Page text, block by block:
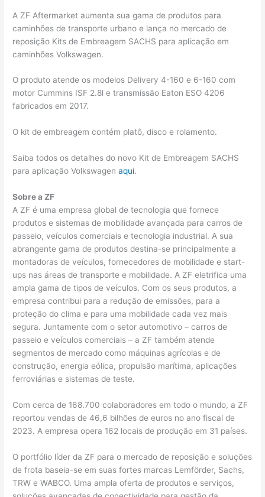
A ZF Aftermarket aumenta sua gama de produtos para
caminhões de transporte urbano e lança no mercado de
reposição Kits de Embreagem SACHS para aplicação em
caminhões Volkswagen.
O produto atende os modelos Delivery 4-160 e 6-160 com
motor Cummins ISF 2.8l e transmissão Eaton ESO 4206
fabricados em 2017.
O kit de embreagem contém platô, disco e rolamento.
Saiba todos os detalhes do novo Kit de Embreagem SACHS
para aplicação Volkswagenaqui.
Sobre a ZF
A ZF é uma empresa global de tecnologia que fornece
produtos e sistemas de mobilidade avançada para carros de
passeio, veículos comerciais e tecnologia industrial. A sua
abrangente gama de produtos destina-se principalmente a
montadoras de veículos, fornecedores de mobilidade e start-
ups nas áreas de transporte e mobilidade. A ZF eletrifica uma
ampla gama de tipos de veículos. Com os seus produtos, a
empresa contribui para a redução de emissões, para a
proteção do clima e para uma mobilidade cada vez mais
segura. Juntamente com o setor automotivo – carros de
passeio e veículos comerciais – a ZF também atende
segmentos de mercado como máquinas agrícolas e de
construção, energia eólica, propulsão marítima, aplicações
ferroviárias e sistemas de teste.
Com cerca de 168.700 colaboradores em todo o mundo, a ZF
reportou vendas de 46,6 bilhões de euros no ano fiscal de
2023. A empresa opera 162 locais de produção em 31 países.
O portfólio líder da ZF para o mercado de reposição e soluções
de frota baseia-se em suas fortes marcas Lemförder, Sachs,
TRW e WABCO. Uma ampla oferta de produtos e serviços,